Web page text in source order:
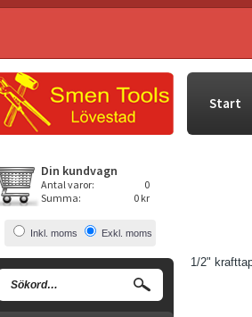
Start
Din kundvagn
Antal varor:
0
Summa:
0 kr
Inkl. moms Exkl. moms
1/2"